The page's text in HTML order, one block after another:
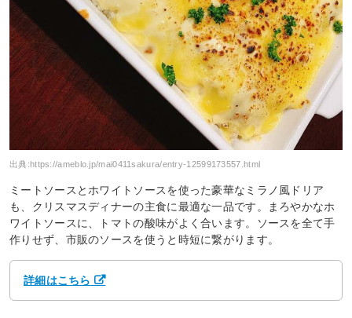
出典:https://ameblo.jp/mai0411sakura/entry-12599173557.html
ミートソースとホワイトソースを使った豪華なミラノ風ドリア
も、クリスマスディナーの主食に最適な一品です。まろやかなホ
ワイトソースに、トマトの酸味がよく合います。ソースを全て手
作りせず、市販のソースを使うと時短に繋がります。
詳細はこちら